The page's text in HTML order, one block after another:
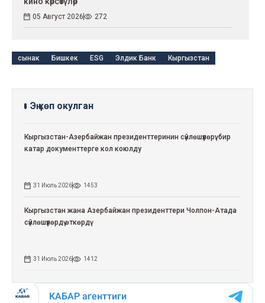
05 Август 2026 272
сынак Бишкек ESG Элдик Банк Кыргызстан
Эң көп окулган
Кыргызстан-Азербайжан президенттеринин сүйлөшүүлөрү: бир
катар документтерге кол коюлду
31 Июль 2026 1453
Кыргызстан жана Азербайжан президенттери Чолпон-Атада
сүйлөшүүлөрдү өткөрдү
31 Июль 2026 1412